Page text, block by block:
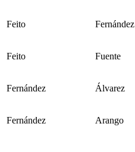
Feito Fernández
Feito Fuente
Fernández Álvarez
Fernández Arango